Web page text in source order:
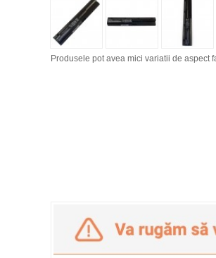
Produsele pot avea mici variatii de aspect